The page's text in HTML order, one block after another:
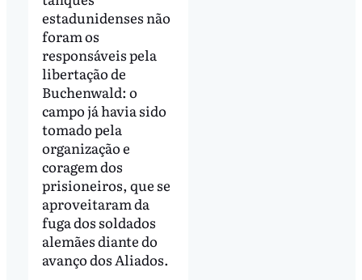
estadunidenses não
foram os
responsáveis ​​pela
libertação de
Buchenwald: o
campo já havia sido
tomado pela
organização e
coragem dos
prisioneiros, que se
aproveitaram da
fuga dos soldados
alemães diante do
avanço dos Aliados.